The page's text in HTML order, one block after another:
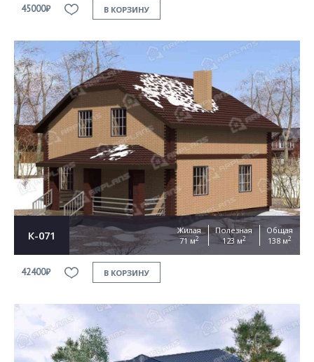
45000₽ В КОРЗИНУ
К-071
Жилая
71 м2
Полезная
123 м2
Общая
138 м2
42400₽ В КОРЗИНУ